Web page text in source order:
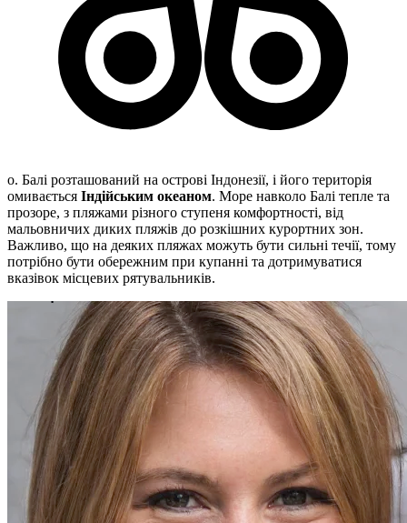
о. Балі розташований на острові Індонезії, і його територія
омивається Індійським океаном. Море навколо Балі тепле та
прозоре, з пляжами різного ступеня комфортності, від
мальовничих диких пляжів до розкішних курортних зон.
Важливо, що на деяких пляжах можуть бути сильні течії, тому
потрібно бути обережним при купанні та дотримуватися
вказівок місцевих рятувальників.